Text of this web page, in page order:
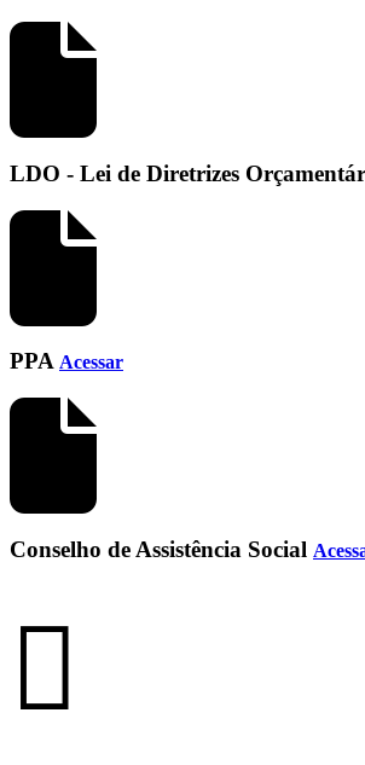
LDO - Lei de Diretrizes
PPA Acessar
Conselho de Assistência Social